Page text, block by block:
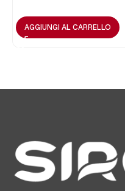
AGGIUNGI AL CARRELLO